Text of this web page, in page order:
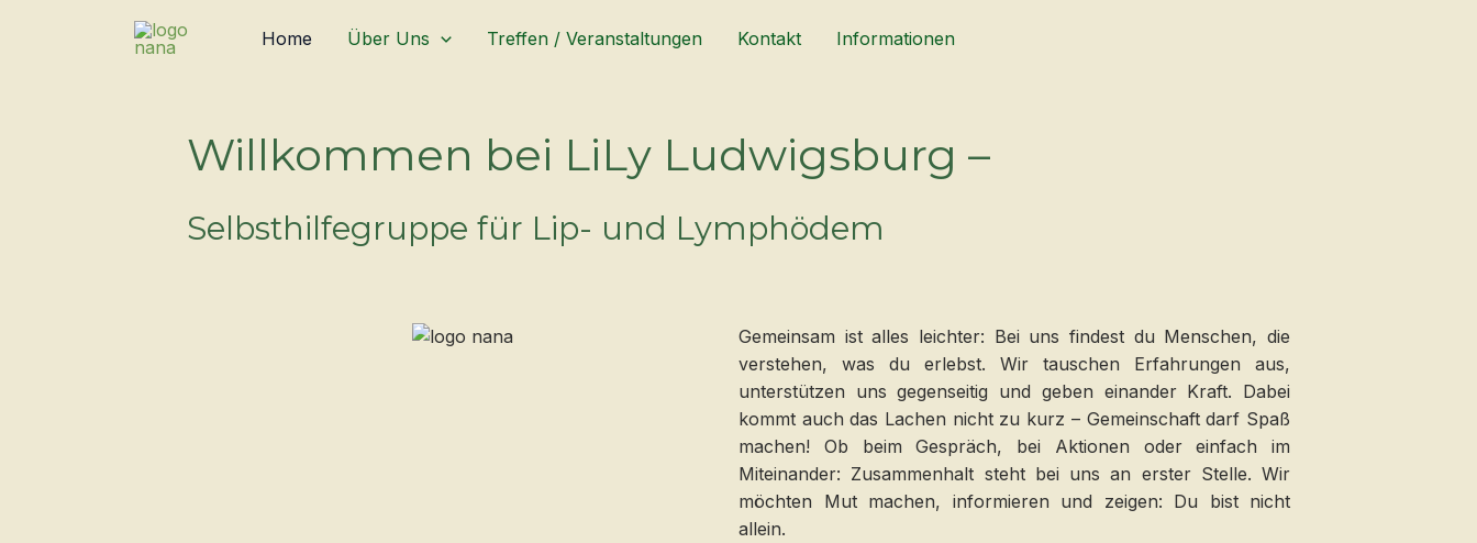
Home Über Uns Treffen / Veranstaltungen Kontakt Informationen
Willkommen bei LiLy Ludwigsburg –
Selbsthilfegruppe für Lip- und Lymphödem
Gemeinsam ist alles leichter: Bei uns findest du Menschen, die
verstehen, was du erlebst. Wir tauschen Erfahrungen aus,
unterstützen uns gegenseitig und geben einander Kraft. Dabei
kommt auch das Lachen nicht zu kurz – Gemeinschaft darf Spaß
machen! Ob beim Gespräch, bei Aktionen oder einfach im
Miteinander: Zusammenhalt steht bei uns an erster Stelle. Wir
möchten Mut machen, informieren und zeigen: Du bist nicht
allein.